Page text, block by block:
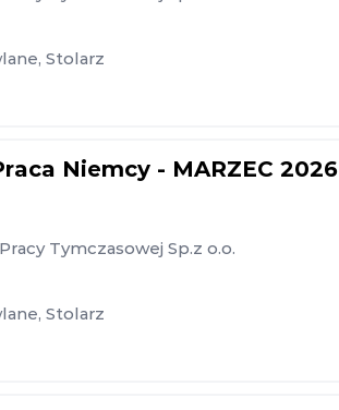
, Stolarz
Niemcy - MARZEC 2026
Tymczasowej Sp.z o.o.
, Stolarz